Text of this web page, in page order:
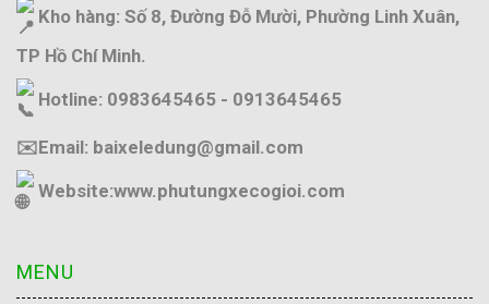
Kho hàng: Số 8, Đường Đỗ Mười, Phường Linh Xuân,
TP Hồ Chí Minh.
Hotline: 0983645465 - 0913645465
✉️Email: baixeledung@gmail.com
Website:www.phutungxecogioi.com
MENU